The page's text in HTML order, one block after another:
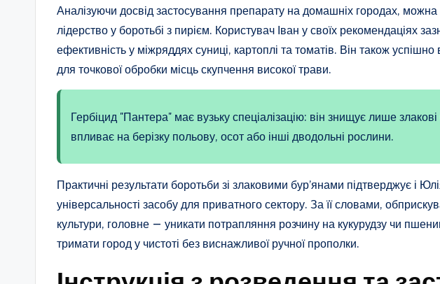
Аналізуючи досвід застосування препарату на домашніх городах, можна
лідерство у боротьбі з пирієм. Користувач Іван у своїх рекомендаціях
ефективність у міжряддях суниці, картоплі та томатів. Він також
для точкової обробки місць скупчення високої трави.
Гербіцид "Пантера" має вузьку спеціалізацію: він знищує лише
впливає на берізку польову, осот або інші дводольні рослини.
Практичні результати боротьби зі злаковими бур’янами підтверджує і
універсальності засобу для приватного сектору. За її словами,
культури, головне — уникати потрапляння розчину на кукурудзу чи
тримати город у чистоті без виснажливої ручної прополки.